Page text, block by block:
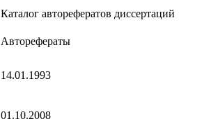
Каталог авторефератов диссертаций
Авторефераты
14.01.1993
01.10.2008